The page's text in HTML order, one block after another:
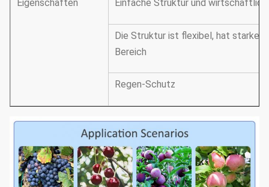
Eigenschaften Einfache Struktur und
Die Struktur ist flexibel, hat starke
Bereich
Regen-Schutz